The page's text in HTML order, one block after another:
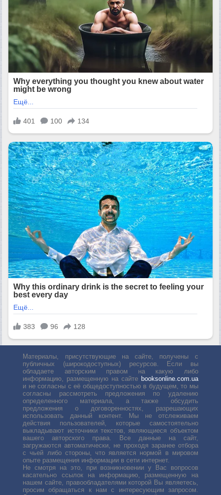
Материалы, присутствующие на сайте, получены с
публичных (широкодоступных) ресурсов. Если вы
обладаете авторским правом на какую либо
информацию, размещенную на сайте booksonline.com.ua
и не согласны с её общедоступностью в будущем, то мы
согласны рассмотреть предложения по удалению
определенного материала, а также обсудить
предложения о договоренностях, разрешающих
использовать данный контент. Мы не отслеживаем
действия пользователей, которые самостоятельно
выкладывают источники текстов, являющиеся объектом
вашего авторского права. Все данные на сайт,
загружаются автоматически, не проходя заранее отбора
с чьей либо стороны, что является нормой в мировом
опыте размещения информации в сети интернет.
Не смотря на это, при возникновении у Вас вопросов
касательно ссылок на информацию, размещенную на
нашем сайте, правообладателями которой Вы являетесь,
просим обращаться к нам с интересующим запросом.